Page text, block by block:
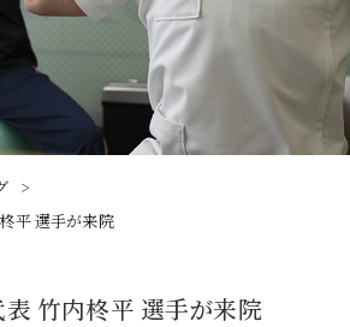
>
平 選手が来院
竹内柊平 選手が来院